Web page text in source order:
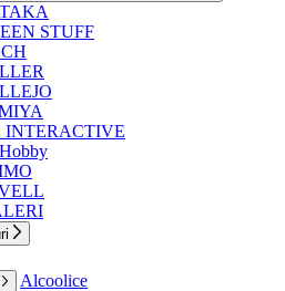
STUFF
INTERACTIVE
Alcoolice